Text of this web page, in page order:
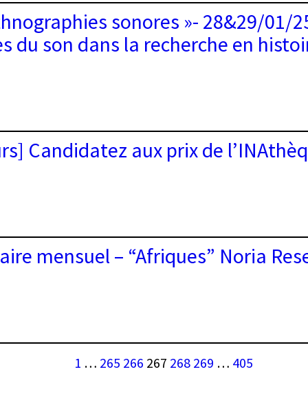
sonores »- 28&29/01/
du son dans la recherche en
Candidatez aux prix de
mensuel – “Afriques” Noria
1 … 265 266 267 268 269 … 405